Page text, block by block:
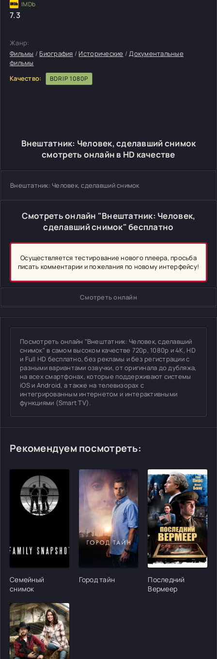
7.3
Жанр:
Фильмы / Биография / Исторические /Документальные
фильмы
Качество:
BDRIP 1080P
Внештатник: Человек, сделавший снимок
смотреть онлайн в HD качестве
Внештатник: Человек, сделавший снимок
Смотреть онлайн "Внештатник: Человек,
сделавший снимок" бесплатно
Осуществляется тестирование нового плеера, просьба
писать комментарии и пожелания по новому интерфейсу!
Смотреть онлайн
Посмотреть онлайн "Внештатник: Человек, сделавший
снимок" в самом высоком качестве 720p, 1080p и 4K, HD
и Full HD бесплатно, без рекламы и без регистрации с
разными вариантами озвучки, от оригинала до дубляжа,
на всех смартфонах, которые поддерживают системы
iOS и Android, а также на телевизорах с
интегрированным интернетом и интерактивными
функциями (Smart TV).
Рекомендуем посмотреть:
[/xfgiven_cvh_poster_urlcvh_poster_url]
Семейный
снимок
[/xfgiven_cvh_poster_urlcvh_poster_url]
Город тайн
[/
Последний
Вермеер